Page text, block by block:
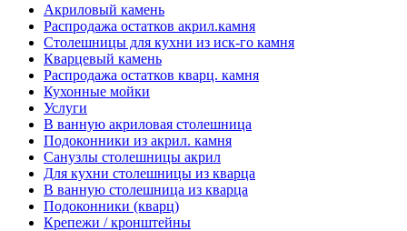
Акриловый камень
Распродажа остатков акрил.камня
Столешницы для кухни из иск-го камня
Кварцевый камень
Распродажа остатков кварц. камня
Кухонные мойки
Услуги
В ванную акриловая столешница
Подоконники из акрил. камня
Санузлы столешницы акрил
Для кухни столешницы из кварца
В ванную столешница из кварца
Подоконники (кварц)
Крепежи / кронштейны